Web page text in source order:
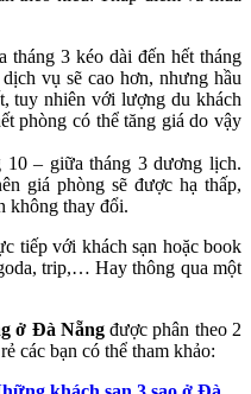
tháng 3 kéo dài đến hết tháng
vụ sẽ cao hơn, nhưng hầu
tuy nhiên với lượng du khách
phòng có thể tăng giá do vậy
– giữa tháng 3 dương lịch.
giá phòng sẽ được hạ thấp,
không thay đổi.
tiếp với khách sạn hoặc book
trip,… Hay thông qua một
ở Đà Nẵngđược phân theo 2
các bạn có thể tham khảo: